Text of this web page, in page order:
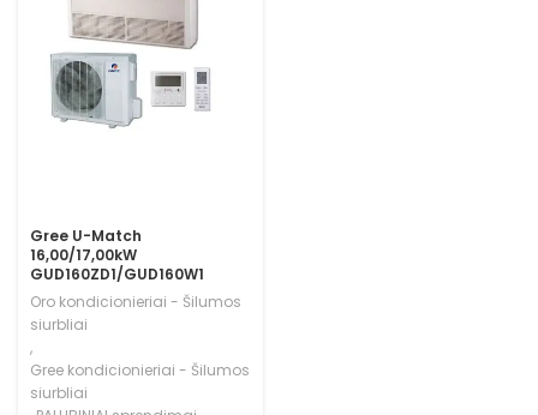
Gree U-Match
16,00/17,00kW
GUD160ZD1/GUD160W1
Oro kondicionieriai - Šilumos
siurbliai
,
Gree kondicionieriai - Šilumos
siurbliai